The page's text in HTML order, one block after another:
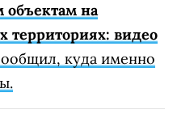
объектам на
территориях: видео
куда именно